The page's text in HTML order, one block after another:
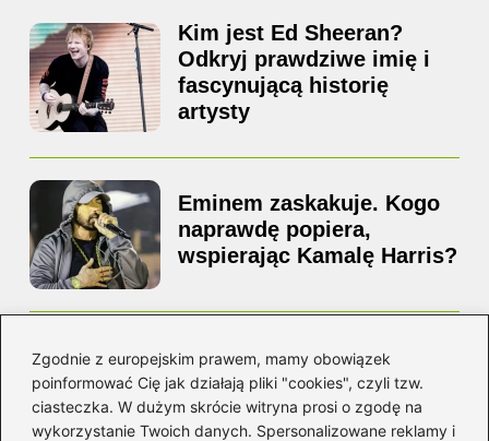
Zgodnie z europejskim prawem, mamy obowiązek
poinformować Cię jak działają pliki "cookies", czyli tzw.
ciasteczka. W dużym skrócie witryna prosi o zgodę na
wykorzystanie Twoich danych. Spersonalizowane reklamy i
Kim jest Ed Sheeran?
Odkryj prawdziwe imię i
fascynującą historię
artysty
Eminem zaskakuje. Kogo
naprawdę popiera,
wspierając Kamalę Harris?
Z jakiego kraju pochodzi
Ed Sheeran? Poznaj jego
niezwykłą historię i
korzenie